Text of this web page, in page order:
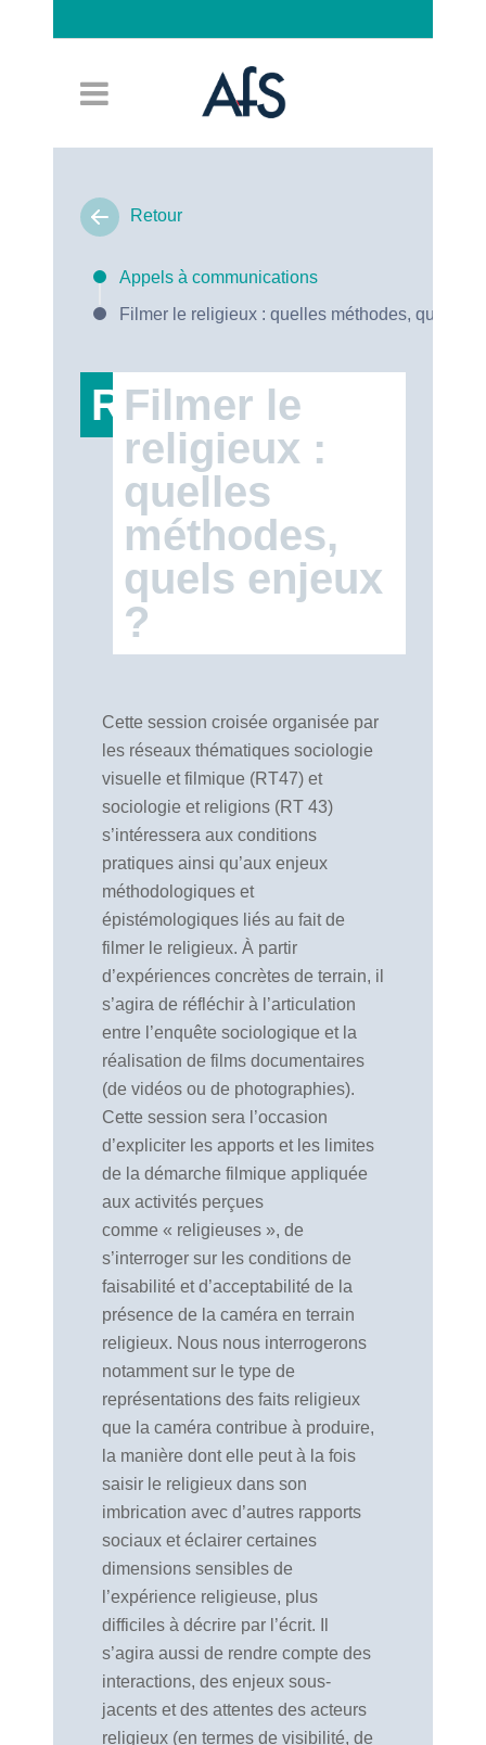
Retour
Appels à communications
Filmer le religieux : quelles méthodes, quels
RT47
Filmer le
religieux :
quelles
méthodes,
quels enjeux
?
Cette session croisée organisée par
les réseaux thématiques sociologie
visuelle et filmique (RT47) et
sociologie et religions (RT 43)
s’intéressera aux conditions
pratiques ainsi qu’aux enjeux
méthodologiques et
épistémologiques liés au fait de
filmer le religieux. À partir
d’expériences concrètes de terrain, il
s’agira de réfléchir à l’articulation
entre l’enquête sociologique et la
réalisation de films documentaires
(de vidéos ou de photographies).
Cette session sera l’occasion
d’expliciter les apports et les limites
de la démarche filmique appliquée
aux activités perçues
comme « religieuses », de
s’interroger sur les conditions de
faisabilité et d’acceptabilité de la
présence de la caméra en terrain
religieux. Nous nous interrogerons
notamment sur le type de
représentations des faits religieux
que la caméra contribue à produire,
la manière dont elle peut à la fois
saisir le religieux dans son
imbrication avec d’autres rapports
sociaux et éclairer certaines
dimensions sensibles de
l’expérience religieuse, plus
difficiles à décrire par l’écrit. Il
s’agira aussi de rendre compte des
interactions, des enjeux sous-
jacents et des attentes des acteurs
religieux (en termes de visibilité, de